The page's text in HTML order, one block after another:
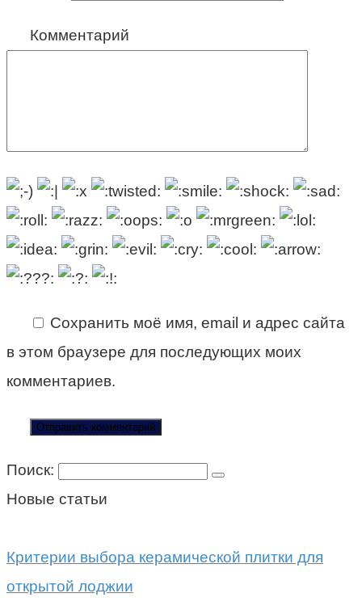
Комментарий
Сохранить моё имя, email и адрес сайта
в этом браузере для последующих моих
комментариев.
Поиск:
Новые статьи
Критерии выбора керамической плитки для
открытой лоджии